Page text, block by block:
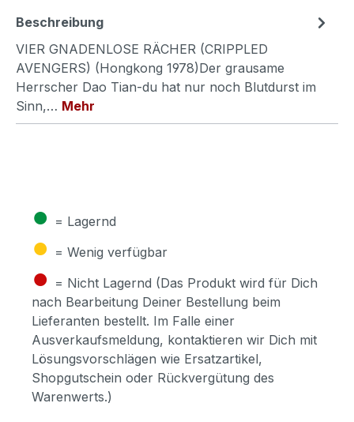
Beschreibung
VIER GNADENLOSE RÄCHER (CRIPPLED
AVENGERS) (Hongkong 1978)Der grausame
Herrscher Dao Tian-du hat nur noch Blutdurst im
Sinn,… Mehr
● = Lagernd
● = Wenig verfügbar
● = Nicht Lagernd (Das Produkt wird für Dich
nach Bearbeitung Deiner Bestellung beim
Lieferanten bestellt. Im Falle einer
Ausverkaufsmeldung, kontaktieren wir Dich mit
Lösungsvorschlägen wie Ersatzartikel,
Shopgutschein oder Rückvergütung des
Warenwerts.)